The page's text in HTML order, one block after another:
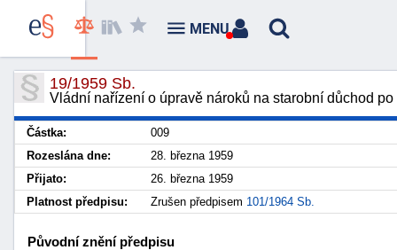
19/1959 Sb.
Vládní nařízení o úpravě nároků na starobní důchod
Částka:
009
Rozeslána dne:
28. března 1959
Přijato:
26. března 1959
Platnost předpisu:
Zrušen předpisem 101/1964 Sb.
Původní znění předpisu
MENU